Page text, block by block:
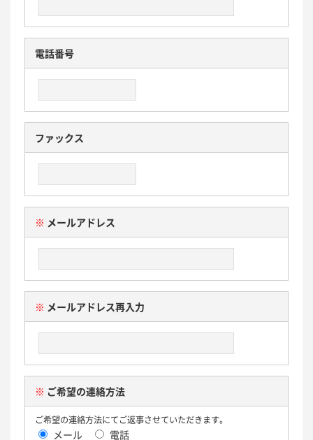
電話番号
ファックス
※ メールアドレス
※ メールアドレス再入力
※ ご希望の連絡方法
ご希望の連絡方法にてご返事させていただきます。
メール 電話